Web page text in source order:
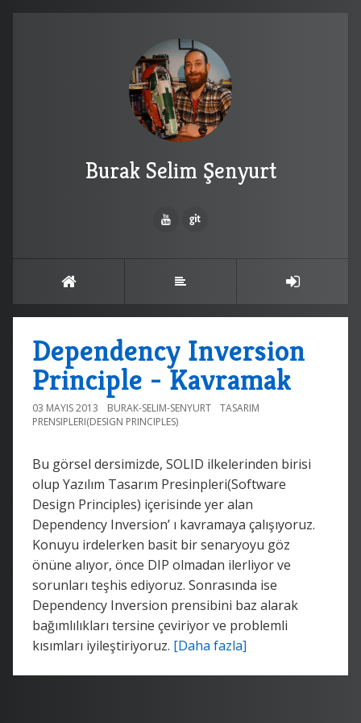
Burak Selim Şenyurt
Dependency Inversion
Principle - Kavramak
03 MAYIS 2013 BURAK-SELIM-SENYURT
TASARIM
PRENSIPLERI(DESIGN PRINCIPLES)
Bu görsel dersimizde, SOLID ilkelerinden birisi
olup Yazılım Tasarım Presinpleri(Software
Design Principles) içerisinde yer alan
Dependency Inversion’ ı kavramaya çalışıyoruz.
Konuyu irdelerken basit bir senaryoyu göz
önüne alıyor, önce DIP olmadan ilerliyor ve
sorunları teşhis ediyoruz. Sonrasında ise
Dependency Inversion prensibini baz alarak
bağımlılıkları tersine çeviriyor ve problemli
kısımları iyileştiriyoruz. [Daha fazla]